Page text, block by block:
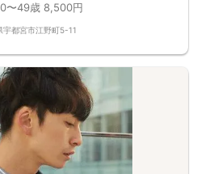
〜49歳 8,500円
都宮市江野町5-11